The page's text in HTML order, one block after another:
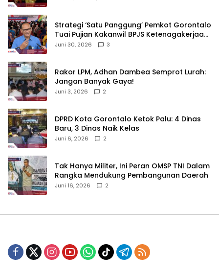
Strategi ‘Satu Panggung’ Pemkot Gorontalo
Tuai Pujian Kakanwil BPJS Ketenagakerjaan
Sulama‎‎
Juni 30, 2026 3
‎Rakor LPM, Adhan Dambea Semprot Lurah:
Jangan Banyak Gaya!‎
Juni 3, 2026 2
‎DPRD Kota Gorontalo Ketok Palu: 4 Dinas
Baru, 3 Dinas Naik Kelas
Juni 6, 2026 2
‎Tak Hanya Militer, Ini Peran OMSP TNI Dalam
Rangka Mendukung Pembangunan Daerah
Juni 16, 2026 2